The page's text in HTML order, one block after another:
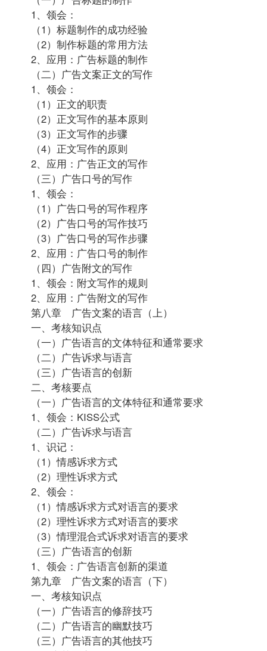
1、领会：
（1）标题制作的成功经验
（2）制作标题的常用方法
2、应用：广告标题的制作
（二）广告文案正文的写作
1、领会：
（1）正文的职责
（2）正文写作的基本原则
（3）正文写作的步骤
（4）正文写作的原则
2、应用：广告正文的写作
（三）广告口号的写作
1、领会：
（1）广告口号的写作程序
（2）广告口号的写作技巧
（3）广告口号的写作步骤
2、应用：广告口号的制作
（四）广告附文的写作
1、领会：附文写作的规则
2、应用：广告附文的写作
第八章 广告文案的语言（上）
一、考核知识点
（一）广告语言的文体特征和通常要求
（二）广告诉求与语言
（三）广告语言的创新
二、考核要点
（一）广告语言的文体特征和通常要求
1、领会：KISS公式
（二）广告诉求与语言
1、识记：
（1）情感诉求方式
（2）理性诉求方式
2、领会：
（1）情感诉求方式对语言的要求
（2）理性诉求方式对语言的要求
（3）情理混合式诉求对语言的要求
（三）广告语言的创新
1、领会：广告语言创新的渠道
第九章 广告文案的语言（下）
一、考核知识点
（一）广告语言的修辞技巧
（二）广告语言的幽默技巧
（三）广告语言的其他技巧